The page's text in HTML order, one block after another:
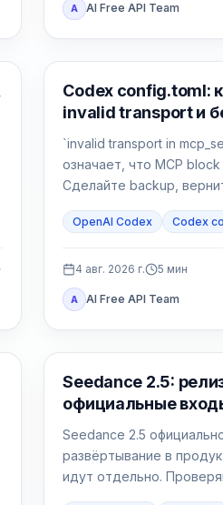
A AI Free API Team
Инструменты AI-
Codex config.toml:
invalid transport и
настроить MCP
`invalid transport in
означает, что MCP
Сделайте backup,
затем отдельно
соединение.
OpenAI Codex Codex
4 авг. 2026 г. 5 мин
A AI Free API Team
AI Video Generation
Seedance 2.5:
официальные
Seedance 2.5
развёртывание в
идут отдельно.